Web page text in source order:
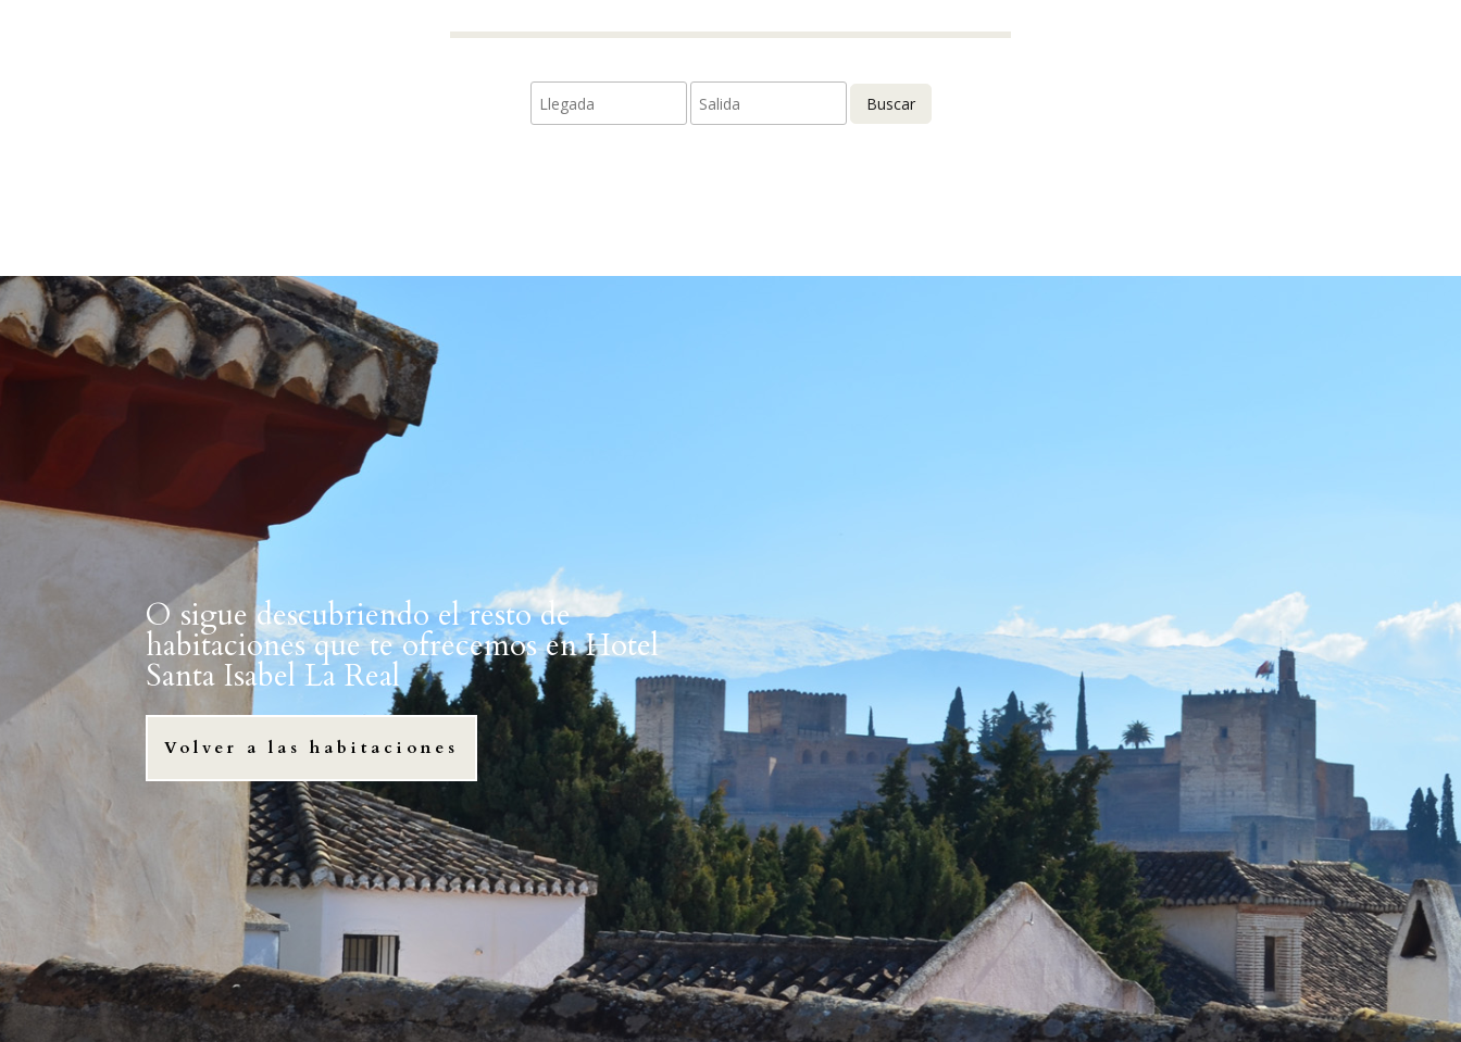
Buscar
O sigue descubriendo el resto de
habitaciones que te ofrecemos en Hotel
Santa Isabel La Real
Volver a las habitaciones